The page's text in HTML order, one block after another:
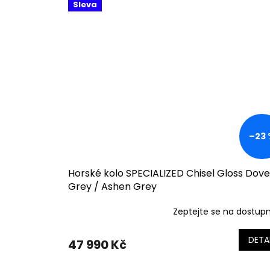
Sleva
–23
Horské kolo SPECIALIZED Chisel Gloss Dove
Grey / Ashen Grey
Zeptejte se na
47 990 Kč